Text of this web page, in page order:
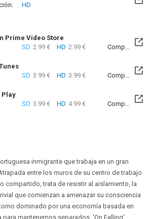
hasta el Jue, 08 Abr 2027 (Quedan 7 meses)
HD
Prime Video Store
SD 2.99 € HD 2.99 € Compra: SD
SD 3.99 € HD 3.99 € Compra: SD
Play
SD 3.99 € HD 4.99 € Compra: SD
inmigrante que trabaja en un gran
entre los muros de su centro de trabajo
compartido, trata de resistir al aislamiento, la
que comienzan a amenazar su consciencia
dominado por una economía basada en
mantenernos separados, 'On Falling'